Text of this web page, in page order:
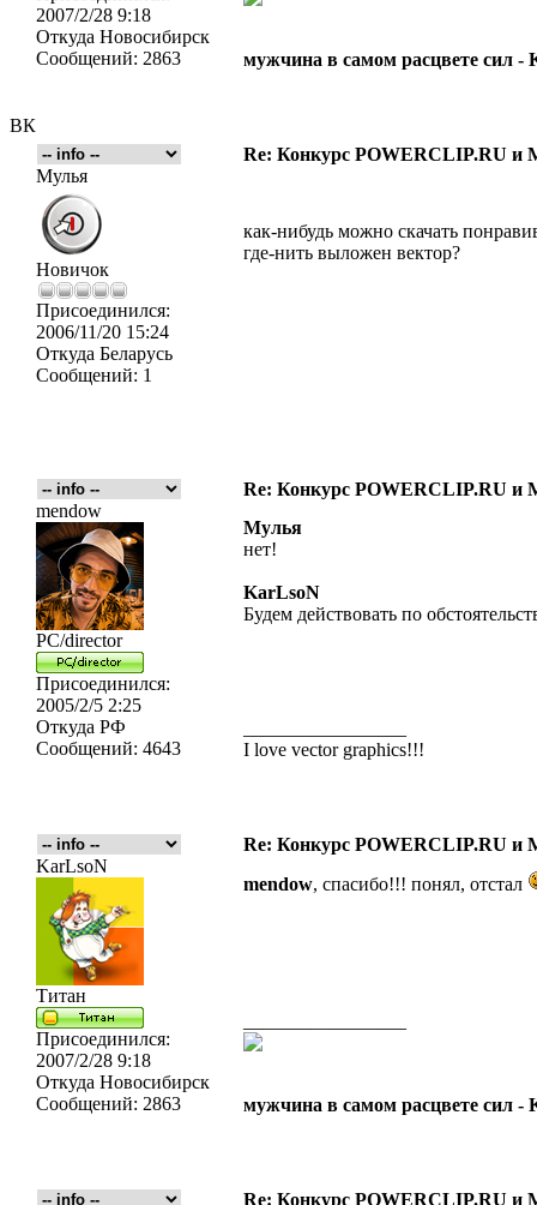
ВК
2007/2/28 9:18
Откуда Новосибирск
Сообщений: 2863 мужчина в самом расцвете сил -
Re: Конкурс POWERCLIP.RU и
Мулья
Новичок
Присоединился:
2006/11/20 15:24
Откуда Беларусь
Сообщений: 1
как-нибудь можно скачать
где-нить выложен вектор?
Re: Конкурс POWERCLIP.RU и
mendow
PC/director
Присоединился:
2005/2/5 2:25
Откуда РФ
Сообщений: 4643
Мулья
нет!
KarLsoN
Будем действовать по
I love vector graphics!!!
Re: Конкурс POWERCLIP.RU и
KarLsoN
Титан
Присоединился:
2007/2/28 9:18
Откуда Новосибирск
Сообщений: 2863
mendow, спасибо!!! понял, отстал
мужчина в самом расцвете сил -
Re: Конкурс POWERCLIP.RU и